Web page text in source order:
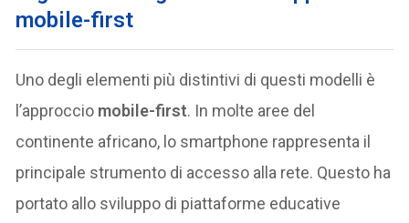
mobile-first
Uno degli elementi più distintivi di questi modelli è
l’approccio mobile-first. In molte aree del
continente africano, lo smartphone rappresenta il
principale strumento di accesso alla rete. Questo ha
portato allo sviluppo di piattaforme educative